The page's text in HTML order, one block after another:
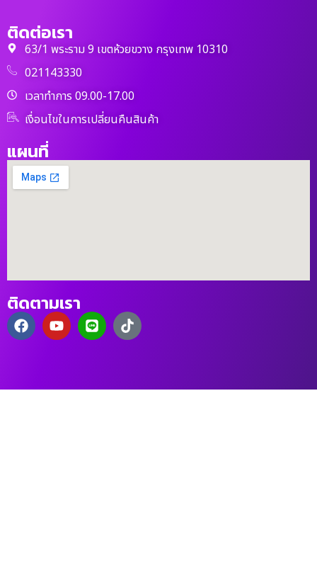
ติดต่อเรา
63/1 พระราม 9 เขตห้วยขวาง กรุงเทพ 10310
021143330
เวลาทำการ 09.00-17.00
เงื่อนไขในการเปลี่ยนคืนสินค้า
แผนที่
ติดตามเรา